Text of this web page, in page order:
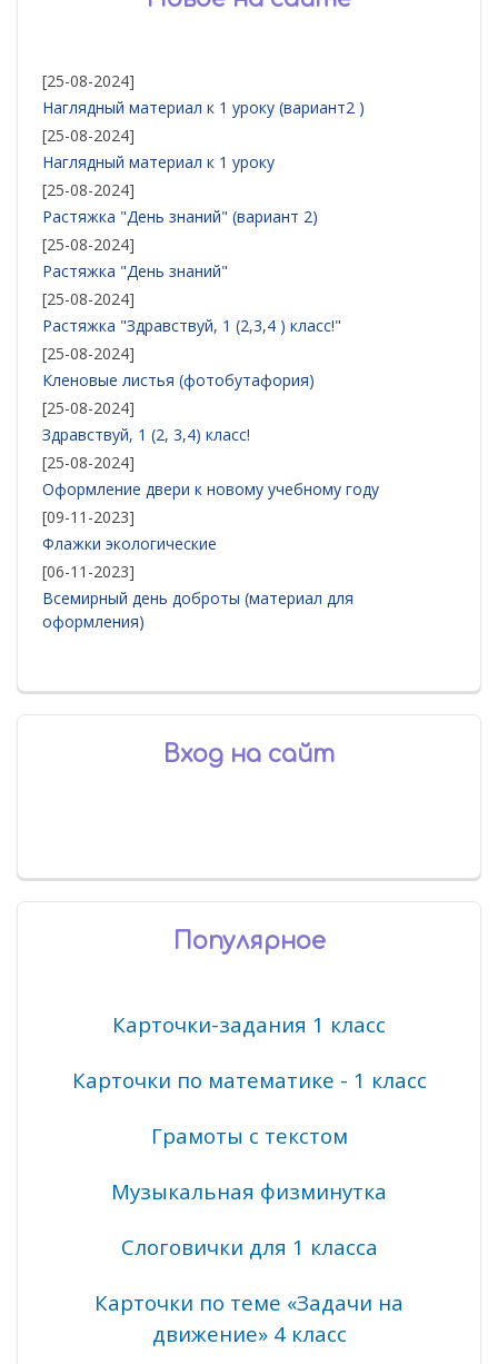
[25-08-2024]
Наглядный материал к 1 уроку (вариант2 )
[25-08-2024]
Наглядный материал к 1 уроку
[25-08-2024]
Растяжка "День знаний" (вариант 2)
[25-08-2024]
Растяжка "День знаний"
[25-08-2024]
Растяжка "Здравствуй, 1 (2,3,4 ) класс!"
[25-08-2024]
Кленовые листья (фотобутафория)
[25-08-2024]
Здравствуй, 1 (2, 3,4) класс!
[25-08-2024]
Оформление двери к новому учебному году
[09-11-2023]
Флажки экологические
[06-11-2023]
Всемирный день доброты (материал для
оформления)
Вход на сайт
Популярное
Карточки-задания 1 класс
Карточки по математике - 1 класс
Грамоты с текстом
Музыкальная физминутка
Слоговички для 1 класса
Карточки по теме «Задачи на
движение» 4 класс